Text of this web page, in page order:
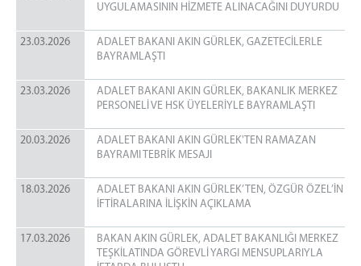
UYGULAMASININ HİZMETE ALINACAĞINI DUYURDU
23.03.2026
ADALET BAKANI AKIN GÜRLEK, GAZETECİLERLE
BAYRAMLAŞTI
23.03.2026
ADALET BAKANI AKIN GÜRLEK, BAKANLIK MERKEZ
PERSONELİ VE HSK ÜYELERİYLE BAYRAMLAŞTI
20.03.2026
ADALET BAKANI AKIN GÜRLEK'TEN RAMAZAN
BAYRAMI TEBRİK MESAJI
18.03.2026
ADALET BAKANI AKIN GÜRLEK’TEN, ÖZGÜR ÖZEL’İN
İFTİRALARINA İLİŞKİN AÇIKLAMA
17.03.2026
BAKAN AKIN GÜRLEK, ADALET BAKANLIĞI MERKEZ
TEŞKİLATINDA GÖREVLİ YARGI MENSUPLARIYLA